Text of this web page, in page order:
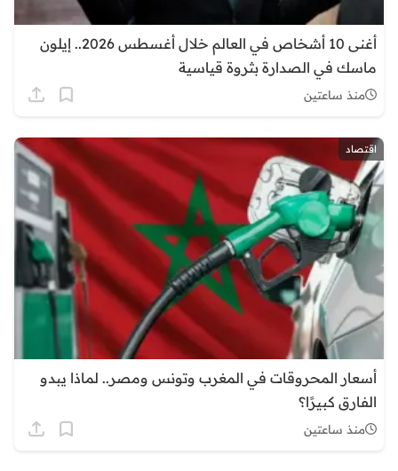
أغنى 10 أشخاص في العالم خلال أغسطس 2026.. إيلون
ماسك في الصدارة بثروة قياسية
منذ ساعتين
اقتصاد
أسعار المحروقات في المغرب وتونس ومصر.. لماذا يبدو
الفارق كبيرًا؟
منذ ساعتين